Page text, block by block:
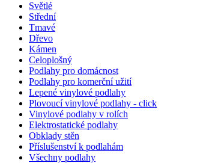
Světlé
Střední
Tmavé
Dřevo
Kámen
Celoplošný
Podlahy pro domácnost
Podlahy pro komerční užití
Lepené vinylové podlahy
Plovoucí vinylové podlahy - click
Vinylové podlahy v rolích
Elektrostatické podlahy
Obklady stěn
Příslušenství k podlahám
Všechny podlahy